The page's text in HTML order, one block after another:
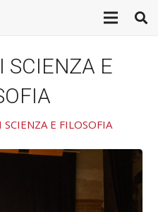
SCIENZA E
SCIENZA E FILOSOFIA